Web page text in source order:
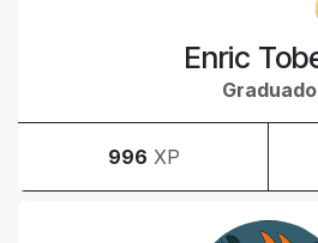
Enric
Graduado
996 XP